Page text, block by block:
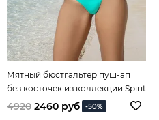
Мятный бюстгальтер пуш-ап
без косточек из коллекции Spirit
of Colours
4920 2460 руб -50%